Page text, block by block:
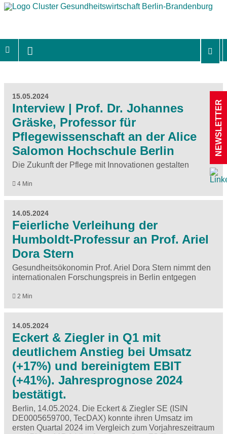
15.05.2024
Interview | Prof. Dr. Johannes
Gräske, Professor für
Pflegewissenschaft an der Alice
Salomon Hochschule Berlin
Die Zukunft der Pflege mit Innovationen gestalten
4 Min
14.05.2024
Feierliche Verleihung der
Humboldt-Professur an Prof. Ariel
Dora Stern
Gesundheitsökonomin Prof. Ariel Dora Stern nimmt den
internationalen Forschungspreis in Berlin entgegen
2 Min
14.05.2024
Eckert & Ziegler in Q1 mit
deutlichem Anstieg bei Umsatz
(+17%) und bereinigtem EBIT
(+41%). Jahresprognose 2024
bestätigt.
Berlin, 14.05.2024. Die Eckert & Ziegler SE (ISIN
DE0005659700, TecDAX) konnte ihren Umsatz im
ersten Quartal 2024 im Vergleich zum Vorjahreszeitraum
NEWSLETTER